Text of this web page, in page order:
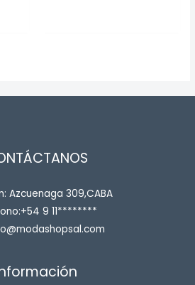
Azcuenaga 309,CABA
9 11********